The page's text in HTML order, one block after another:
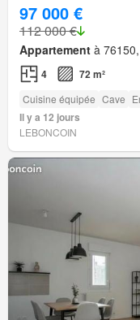
97 000 €
112 000 €
Appartement à
4 72 m²
Cuisine équipée Cave
Il y a 12 jours
LEBONCOIN